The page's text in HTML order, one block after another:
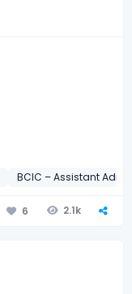
BCIC – Assistant
6 2.1k